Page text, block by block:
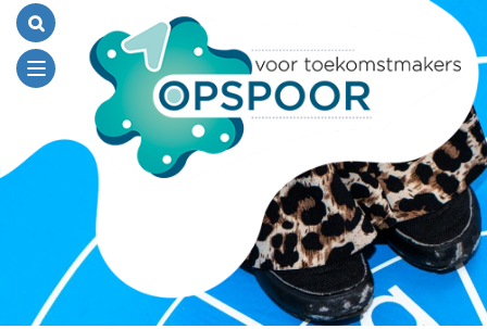
Toggle
navigation